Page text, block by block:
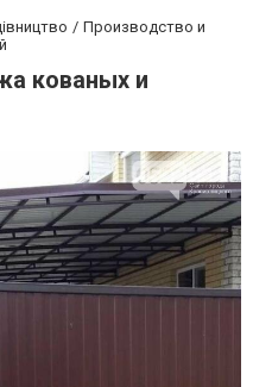
Производство и
кованых и